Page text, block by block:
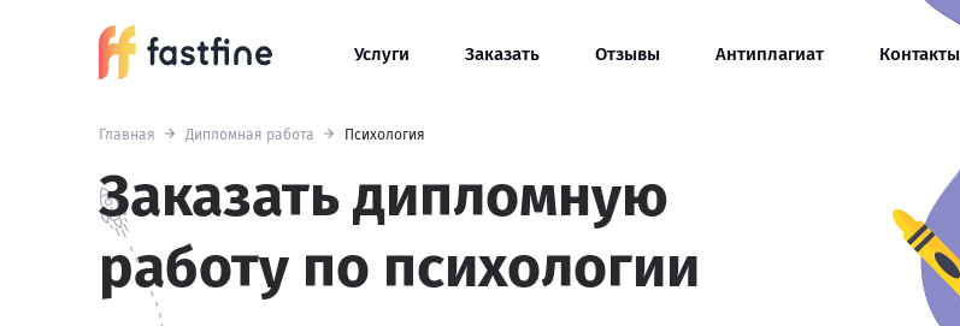
Услуги Заказать Отзывы Антиплагиат Контакты
Главная Дипломная работа Психология
Заказать дипломную
работу по психологии